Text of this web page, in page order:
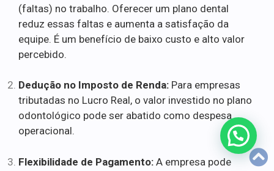
(faltas) no trabalho. Oferecer um plano dental
reduz essas faltas e aumenta a satisfação da
equipe. É um benefício de baixo custo e alto valor
percebido.
Dedução no Imposto de Renda: Para empresas
tributadas no Lucro Real, o valor investido no plano
odontológico pode ser abatido como despesa
operacional.
Flexibilidade de Pagamento: A empresa pode